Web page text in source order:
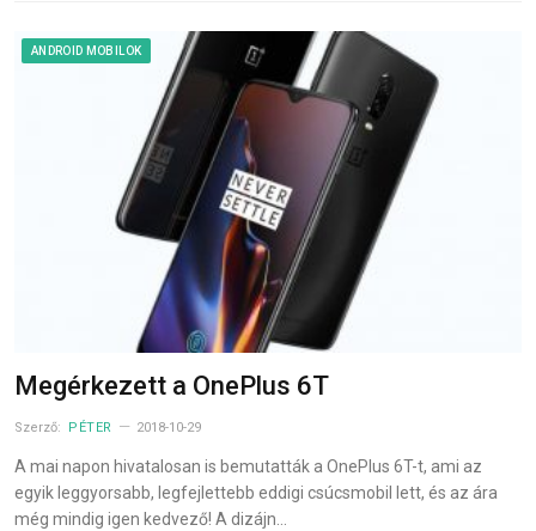
ANDROID MOBILOK
Megérkezett a OnePlus 6T
Szerző: PÉTER 2018-10-29
A mai napon hivatalosan is bemutatták a OnePlus 6T-t, ami az
egyik leggyorsabb, legfejlettebb eddigi csúcsmobil lett, és az ára
még mindig igen kedvező! A dizájn…